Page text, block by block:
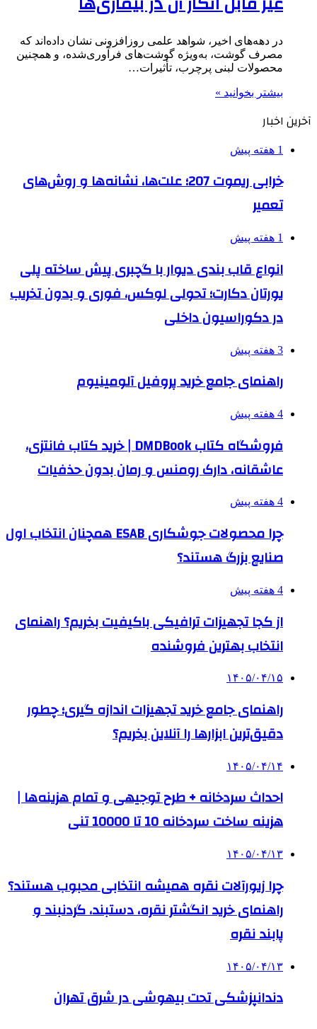
در دهه‌های اخیر، شواهد علمی روزافزونی نشان داده‌اند که
مصرف گوشت، به‌ویژه گوشت‌های فرآوری‌شده، و همچنین
محصولات لبنی پرچرب، تأثیرات…
بیشتر بخوانید »
آخرین اخبار
1 هفته پیش
خرابی ریموت 207؛ علت‌ها، نشانه‌ها و روش‌های
تعمیر
1 هفته پیش
انواع قاب بندی دیوار با گچبری پیش ساخته پلی
یورتان دکارت؛ تحولی لوکس، فوری و بدون تخریب
در دکوراسیون داخلی
3 هفته پیش
راهنمای جامع خرید پروفیل آلومینیوم
4 هفته پیش
فروشگاه کتاب DMDBook | خرید کتاب فانتزی،
عاشقانه، دارک رومنس و رمان بدون حذفیات
4 هفته پیش
چرا محصولات جوشکاری ESAB همچنان انتخاب اول
صنایع بزرگ هستند؟
4 هفته پیش
از کجا تجهیزات ترافیکی باکیفیت بخریم؟ راهنمای
انتخاب بهترین فروشنده
۱۴۰۵/۰۴/۱۵
راهنمای جامع خرید تجهیزات اندازه گیری؛ چطور
دقیق‌ترین ابزارها را آنلاین بخریم؟
۱۴۰۵/۰۴/۱۴
احداث سردخانه + طرح توجیهی و تمام هزینه‌ها |
هزینه ساخت سردخانه 10 تا 10000 تنی
۱۴۰۵/۰۴/۱۳
چرا زیورآلات نقره همیشه انتخابی محبوب هستند؟
راهنمای خرید انگشتر نقره، دستبند، گردنبند و
پابند نقره
۱۴۰۵/۰۴/۱۳
دندانپزشکی تحت بیهوشی در شرق تهران